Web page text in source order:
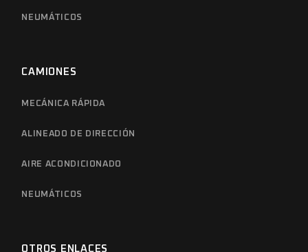
NEUMÁTICOS
CAMIONES
MECÁNICA RÁPIDA
ALINEADO DE DIRECCIÓN
AIRE ACONDICIONADO
NEUMÁTICOS
OTROS ENLACES